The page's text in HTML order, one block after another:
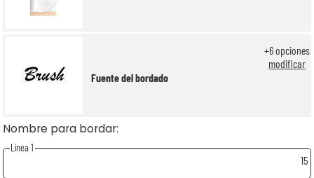
Fuente del bordado
+6opciones
modificar
Nombre para bordar:
Línea 1
15